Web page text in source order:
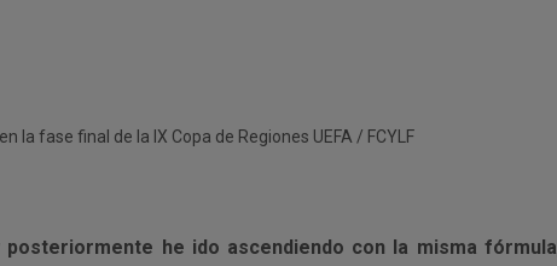
la fase final de la IX Copa de Regiones UEFA / FCYLF
he ido ascendiendo con la misma